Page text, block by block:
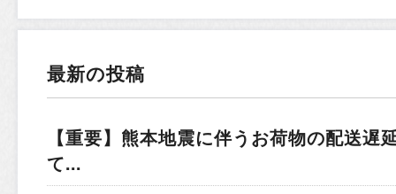
最新の投稿
【重要】熊本地震に伴うお荷物の配送遅
て...